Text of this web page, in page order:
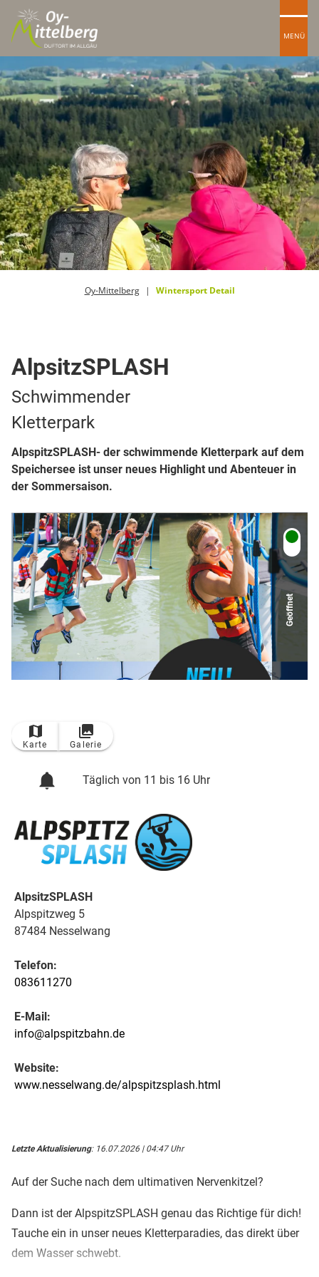
MENÜ
Oy-Mittelberg Wintersport Detail
AlpsitzSPLASH
Schwimmender
Kletterpark
AlpspitzSPLASH- der schwimmende Kletterpark auf dem
Speichersee ist unser neues Highlight und Abenteuer in
der Sommersaison.
Geöffnet
Karte Galerie
Täglich von 11 bis 16 Uhr
AlpsitzSPLASH
Alpspitzweg 5
87484 Nesselwang
Telefon:
083611270
E-Mail:
info@alpspitzbahn.de
Website:
www.nesselwang.de/alpspitzsplash.html
Letzte Aktualisierung: 16.07.2026 | 04:47 Uhr
Auf der Suche nach dem ultimativen Nervenkitzel?
Dann ist der AlpspitzSPLASH genau das Richtige für dich!
Tauche ein in unser neues Kletterparadies, das direkt über
dem Wasser schwebt.